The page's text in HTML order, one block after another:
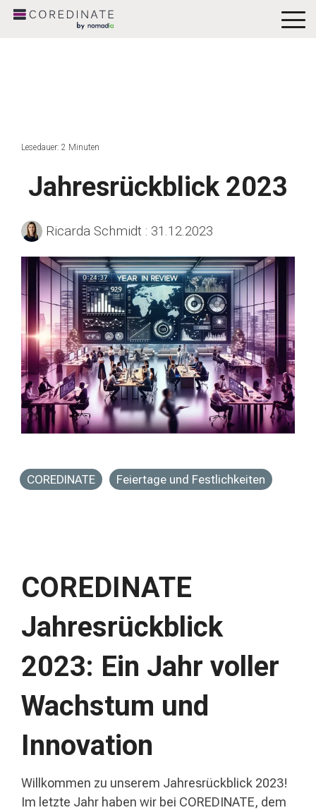
Lesedauer: 2 Minuten
Jahresrückblick 2023
Ricarda Schmidt : 31.12.2023
COREDINATE Feiertage und Festlichkeiten
COREDINATE
Jahresrückblick
2023: Ein Jahr voller
Wachstum und
Innovation
Willkommen zu unserem Jahresrückblick 2023!
Im letzte Jahr haben wir bei COREDINATE, dem